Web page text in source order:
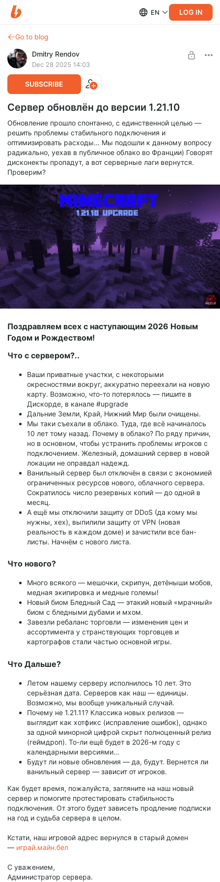
EN LOG IN
Go to blog
Dmitry Rendov
Dec 28 2025 14:03
SUBSCRIBE
Сервер обновлён до версии 1.21.10
Обновление прошло спонтанно, с единственной целью —
решить проблемы стабильного подключения и
оптимизировать расходы... Мы подошли к данному вопросу
радикально, уехав в публичное облако во Франции) Говорят
дисконекты пропадут, а вот серверные лаги вернутся.
Проверим?
Поздравляем всех с наступающим 2026 Новым
Годом и Рождеством!
Что с сервером?..
Ваши приватные участки, с некоторыми
окресностями вокруг, аккуратно переехали на новую
карту. Возможно, что-то потерялось — пишите в
Дискорде, в канале #upgrade
Дальние Земли, Край, Нижний Мир были очищены.
Мы таки съехали в облако. Туда, где всё начиналось
10 лет тому назад. Почему в облако? По ряду причин,
но в основном, чтобы устранить проблемы игроков с
подключением. Железный, домашний сервер в новой
локации не оправдал надежд.
Ванильный сервер был отключён в связи с экономией
ограниченных ресурсов нового, облачного сервера.
Сократилось число резервных копий — до одной в
месяц.
А ещё мы отключили защиту от DDoS (да кому мы
нужны, хех), выпилили защиту от VPN (новая
реальность в каждом доме) и зачистили все бан-
листы. Начнём с нового листа.
Что нового?
Много всякого — мешочки, скрипун, детёныши мобов,
медная экипировка и медные големы!
Новый биом Бледный Сад — этакий новый «мрачный»
биом с бледными дубами и мхом.
Завезли ребаланс торговли — изменения цен и
ассортимента у странствующих торговцев и
картографов стали частью основной игры.
Что Дальше?
Летом нашему серверу исполнилось 10 лет. Это
серьёзная дата. Серверов как наш — единицы.
Возможно, мы вообще уникальный случай.
Почему не 1.21.11? Классика новых релизов —
выглядит как хотфикс (исправление ошибок), однако
за одной минорной цифрой скрыт полноценный релиз
(геймдроп). То-ли ещё будет в 2026-м году с
календарными версиями...
Будут ли новые обновления — да, будут. Вернется ли
ванильный сервер — зависит от игроков.
Как будет время, пожалуйста, загляните на наш новый
сервер и помогите протестировать стабильность
подключения. От этого будет зависеть продление подписки
на год и судьба сервера в целом.
Кстати, наш игровой адрес вернулся в старый домен
— играй.майн.бел
С уважением,
Администратор сервера.